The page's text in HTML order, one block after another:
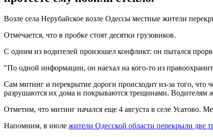
Возле села Нерубайское возле Одессы местные жители
Отмечается, что в пробке стоят десятки грузовиков.
С одним из водителей произошел конфликт: он пытался
"По одной информации, он наехал на кого-то из
Сам митинг и перекрытие дороги происходит из-за того, что
разрушаются их дома и покрываются трещинами. Водителям
Отметим, что митинг начался еще 4 августа в селе Усатово.
Напомним, в июле жители Одесской области перекрыли две